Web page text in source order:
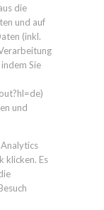
die
und auf
(inkl.
Sie
und
klicken. Es